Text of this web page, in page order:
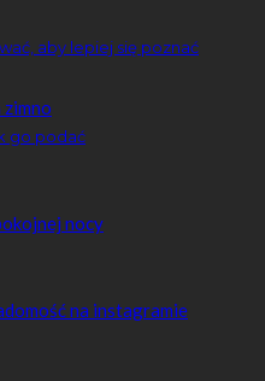
aby lepiej się poznać
go podać
nocy
na instagramie